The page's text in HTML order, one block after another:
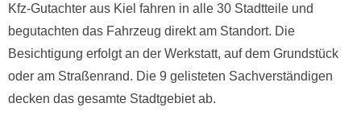
Kfz-Gutachter aus Kiel fahren in alle 30 Stadtteile und
begutachten das Fahrzeug direkt am Standort. Die
Besichtigung erfolgt an der Werkstatt, auf dem Grundstück
oder am Straßenrand. Die 9 gelisteten Sachverständigen
decken das gesamte Stadtgebiet ab.